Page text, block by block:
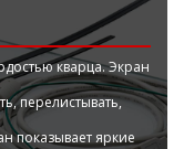
кварца. Экран
перелистывать,
показывает яркие